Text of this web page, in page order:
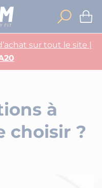
sur tout le site |
à
choisir ?